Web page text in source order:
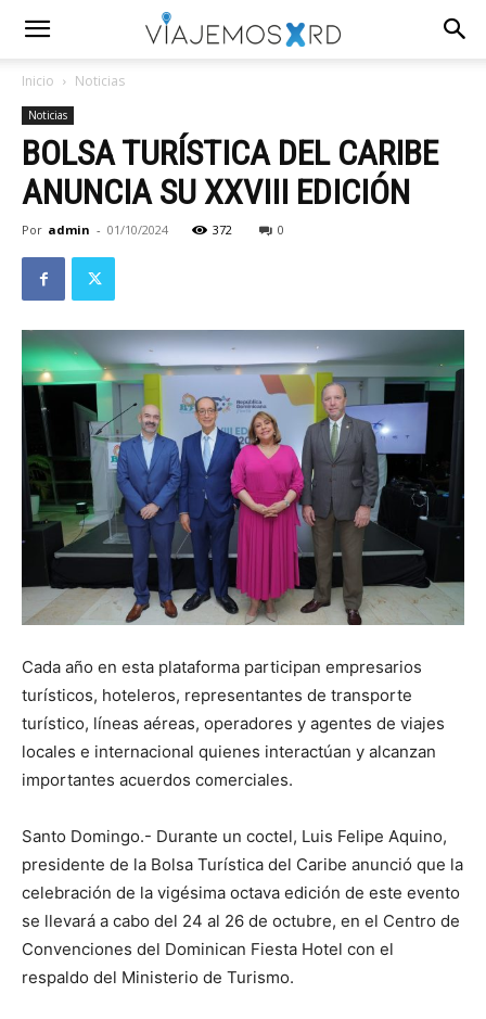
Inicio Noticias
Noticias
BOLSA TURÍSTICA DEL CARIBE
ANUNCIA SU XXVIII EDICIÓN
Por admin - 01/10/2024 372 0
Cada año en esta plataforma participan empresarios
turísticos, hoteleros, representantes de transporte
turístico, líneas aéreas, operadores y agentes de viajes
locales e internacional quienes interactúan y alcanzan
importantes acuerdos comerciales.
Santo Domingo.- Durante un coctel, Luis Felipe Aquino,
presidente de la Bolsa Turística del Caribe anunció que la
celebración de la vigésima octava edición de este evento
se llevará a cabo del 24 al 26 de octubre, en el Centro de
Convenciones del Dominican Fiesta Hotel con el
respaldo del Ministerio de Turismo.